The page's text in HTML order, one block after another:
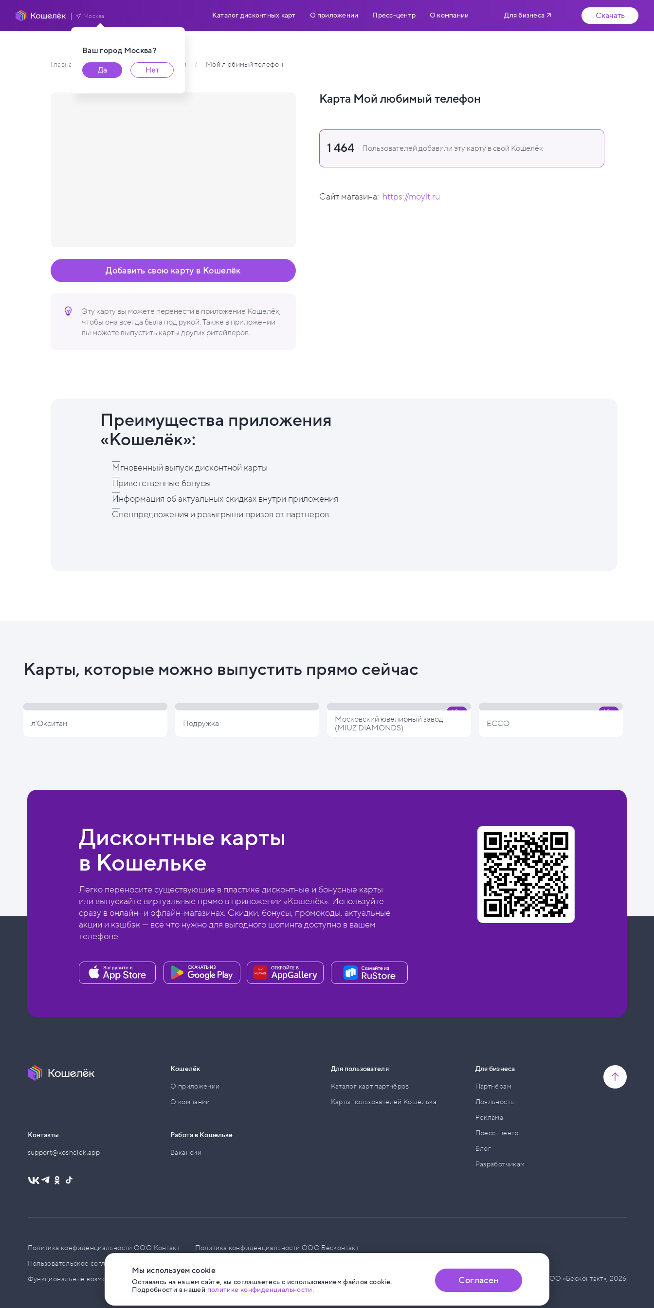
Ваш город Москва?
Да
Нет
Москва Каталог дисконтных карт О приложении Пресс-центр О компании Для бизнеса Скачать
Главная / Каталог карт пользователей / Мой любимый телефон
Эту карту вы можете перенести в приложение Кошелёк,
чтобы она всегда была под рукой. Также в приложении
вы можете выпустить карты других ритейлеров.
Добавить свою карту в Кошелёк
Карта Мой любимый телефон
1 464 Пользователей добавили эту карту в свой Кошелёк
Сайт магазина: https://moylt.ru
Преимущества приложения
«Кошелёк»:
Мгновенный выпуск дисконтной карты
Приветственные бонусы
Информация об актуальных скидках внутри приложения
Спецпредложения и розыгрыши призов от партнеров
Карты, которые можно выпустить прямо сейчас
л'Окситан Подружка
Московский ювелирный завод
(MIUZ DIAMONDS)
ECCO
Дисконтные карты
в Кошельке
Легко переносите существующие в пластике дисконтные и бонусные карты
или выпускайте виртуальные прямо в приложении «Кошелёк». Используйте
сразу в онлайн- и офлайн-магазинах. Скидки, бонусы, промокоды, актуальные
акции и кэшбэк — всё что нужно для выгодного шопинга доступно в вашем
телефоне.
Контакты
support@koshelek.app
Кошелёк
О приложении
О компании
Работа в Кошельке
Вакансии
Для пользователя
Каталог карт партнёров
Карты пользователей Кошелька
Для бизнеса
Партнёрам
Лояльность
Реклама
Пресс–центр
Блог
Разработчикам
Политика конфиденциальности ООО Контакт
Политика конфиденциальности ООО Бесконтакт
Пользовательское соглашение
Функциональные возможности ПО
© ООО «Бесконтакт», 2026
Мы используем cookie
Оставаясь на нашем сайте, вы соглашаетесь с использованием файлов cookie.
Подробности в нашей политике конфиденциальности.
Согласен